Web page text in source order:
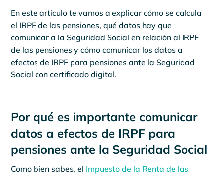
En este artículo te vamos a explicar cómo se calcula
el IRPF de las pensiones, qué datos hay que
comunicar a la Seguridad Social en relación al IRPF
de las pensiones y cómo comunicar los datos a
efectos de IRPF para pensiones ante la Seguridad
Social con certificado digital.
Por qué es importante comunicar
datos a efectos de IRPF para
pensiones ante la Seguridad Social
Como bien sabes, el Impuesto de la Renta de las